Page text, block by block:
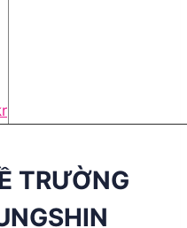
TRƯỜNG